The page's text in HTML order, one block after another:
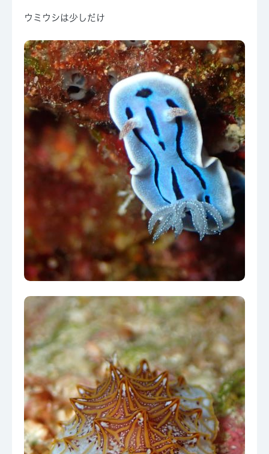
ウミウシは少しだけ